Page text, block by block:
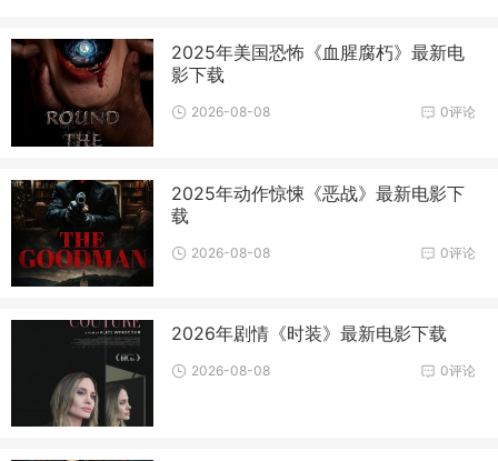
2025年美国恐怖《血腥腐朽》最新电
影下载
0评论
2026-08-08
2025年动作惊悚《恶战》最新电影下
载
0评论
2026-08-08
2026年剧情《时装》最新电影下载
0评论
2026-08-08